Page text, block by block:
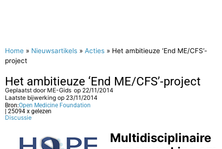
Home » Nieuwsartikels » Acties » Het ambitieuze ‘End ME/CFS’-
project
Het ambitieuze ‘End ME/CFS’-project
Geplaatst door ME-Gids op 22/11/2014
Laatste bijwerking op 23/11/2014
Bron:Open Medicine Foundation
| 25094 x gelezen
Discussie
Multidisciplinaire